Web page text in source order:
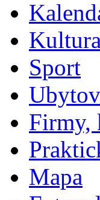
Sport
Firmy,
Mapa